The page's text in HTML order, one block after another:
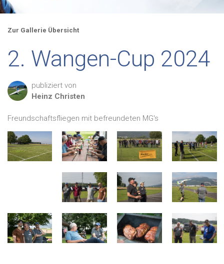
Zur Gallerie Übersicht
2. Wangen-Cup 2024
publiziert von
Heinz Christen
Freundschaftsfliegen mit befreundeten MG's